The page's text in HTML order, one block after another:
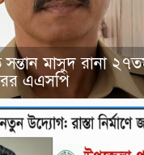
মাসুদ রানা
এএসপি